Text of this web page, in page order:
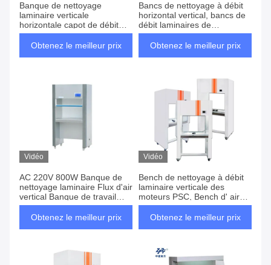
Banque de nettoyage
laminaire verticale
horizontale capot de débit
d'air Cent étapes pour salle
blanche
Obtenez le meilleur prix
Bancs de nettoyage à débit
horizontal vertical, bancs de
débit laminaires de
purification de l' air
antistatique
Obtenez le meilleur prix
Vidéo
AC 220V 800W Banque de
nettoyage laminaire Flux d'air
vertical Banque de travail
Faible bruit
Obtenez le meilleur prix
Vidéo
Bench de nettoyage à débit
laminaire verticale des
moteurs PSC, Bench d' air
propre à débit laminaire
220VObtenez le meilleur prix